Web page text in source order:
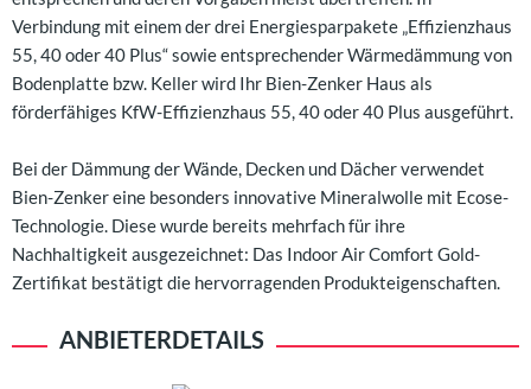
Verbindung mit einem der drei Energiesparpakete „Effizienzhaus
55, 40 oder 40 Plus“ sowie entsprechender Wärmedämmung von
Bodenplatte bzw. Keller wird Ihr Bien-Zenker Haus als
förderfähiges KfW-Effizienzhaus 55, 40 oder 40 Plus ausgeführt.
Bei der Dämmung der Wände, Decken und Dächer verwendet
Bien-Zenker eine besonders innovative Mineralwolle mit Ecose-
Technologie. Diese wurde bereits mehrfach für ihre
Nachhaltigkeit ausgezeichnet: Das Indoor Air Comfort Gold-
Zertifikat bestätigt die hervorragenden Produkteigenschaften.
ANBIETERDETAILS